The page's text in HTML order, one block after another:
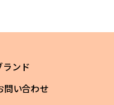
ランド
問い合わせ